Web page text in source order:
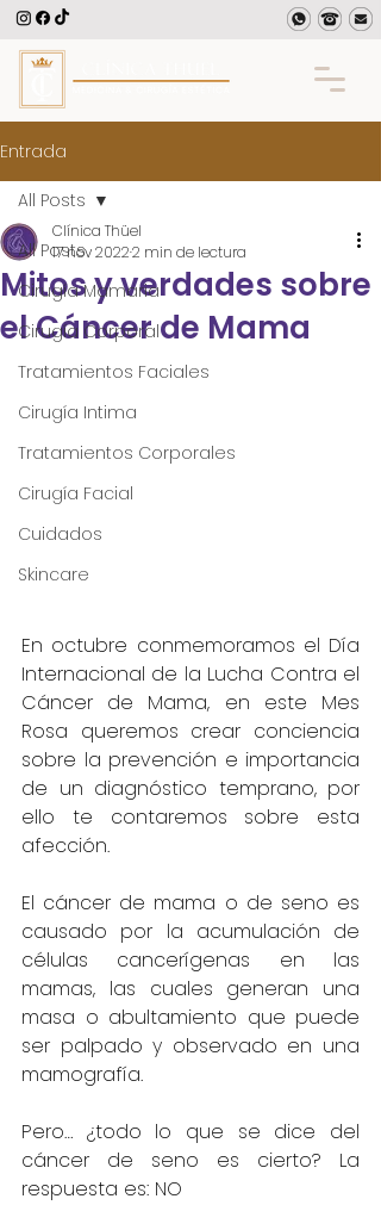
Entrada
All Posts
Cirugía Mamaria
Cirugía Corporal
Tratamientos Faciales
Cirugía Intima
Tratamientos Corporales
Cirugía Facial
Cuidados
Skincare
All Posts
Mitos y verdades sobre
el Cáncer de Mama
Clínica Thüel
17 nov 20222 min de lectura
En octubre conmemoramos el Día
Internacional de la Lucha Contra el
Cáncer de Mama, en este Mes
Rosa queremos crear conciencia
sobre la prevención e importancia
de un diagnóstico temprano, por
ello te contaremos sobre esta
afección.
El cáncer de mama o de seno es
causado por la acumulación de
células cancerígenas en las
mamas, las cuales generan una
masa o abultamiento que puede
ser palpado y observado en una
mamografía.
Pero… ¿todo lo que se dice del
cáncer de seno es cierto? La
respuesta es: NO